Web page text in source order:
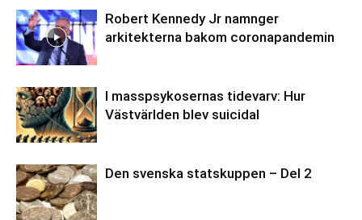
Robert Kennedy Jr namnger
arkitekterna bakom coronapandemin
I masspsykosernas tidevarv: Hur
Västvärlden blev suicidal
Den svenska statskuppen – Del 2